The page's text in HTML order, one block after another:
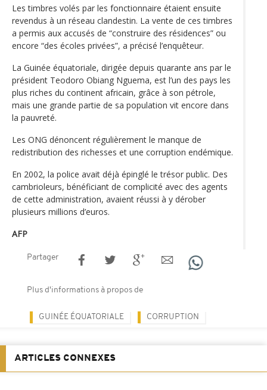
Les timbres volés par les fonctionnaire étaient ensuite
revendus à un réseau clandestin. La vente de ces timbres
a permis aux accusés de “construire des résidences” ou
encore “des écoles privées”, a précisé l’enquêteur.
La Guinée équatoriale, dirigée depuis quarante ans par le
président Teodoro Obiang Nguema, est l’un des pays les
plus riches du continent africain, grâce à son pétrole,
mais une grande partie de sa population vit encore dans
la pauvreté.
Les ONG dénoncent régulièrement le manque de
redistribution des richesses et une corruption endémique.
En 2002, la police avait déjà épinglé le trésor public. Des
cambrioleurs, bénéficiant de complicité avec des agents
de cette administration, avaient réussi à y dérober
plusieurs millions d’euros.
AFP
Partager
Plus d'informations à propos de
GUINÉE ÉQUATORIALE CORRUPTION
ARTICLES CONNEXES